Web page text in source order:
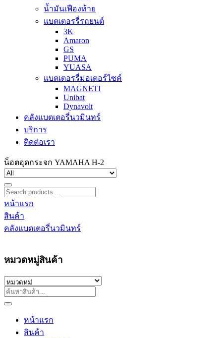
น้ำมันเฟืองท้าย
แบตเตอรรี่รถยนต์
3K
Amaron
GS
PUMA
YUASA
แบตเตอรรี่มอเตอร์ไซค์
MAGNETI
Unibat
Dynavolt
คลังแบตเตอรี่นวมินทร์
บริการ
ติดต่อเรา
น็อตอุดกระจก YAMAHA H-2
หน้าแรก
สินค้า
คลังแบตเตอรี่นวมินทร์
หมวดหมู่สินค้า
หน้าแรก
สินค้า